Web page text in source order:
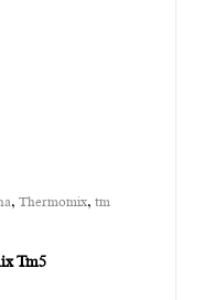
, Thermomix, tm
Tm5